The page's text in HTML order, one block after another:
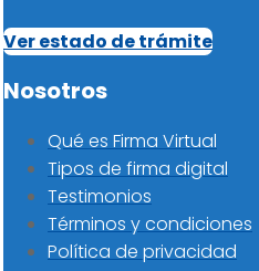
Ver estado de trámite
Nosotros
Qué es Firma Virtual
Tipos de firma digital
Testimonios
Términos y condiciones
Política de privacidad